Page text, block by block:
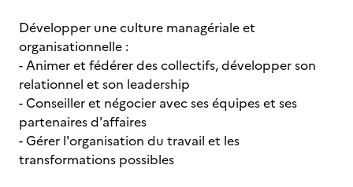
Développer une culture managériale et
organisationnelle :
- Animer et fédérer des collectifs, développer son
relationnel et son leadership
- Conseiller et négocier avec ses équipes et ses
partenaires d'affaires
- Gérer l'organisation du travail et les
transformations possibles